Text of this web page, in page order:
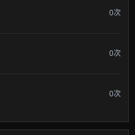
0次
0次
0次